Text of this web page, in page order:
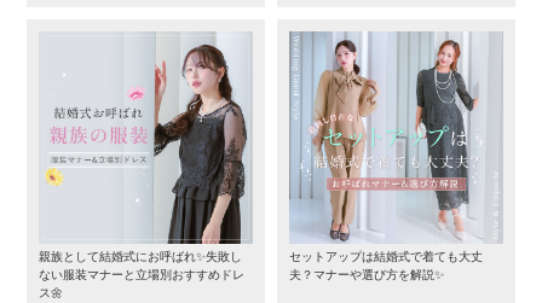
親族として結婚式にお呼ばれ✨失敗し
ない服装マナーと立場別おすすめドレ
ス🌼
セットアップは結婚式で着ても大丈
夫？マナーや選び方を解説✨